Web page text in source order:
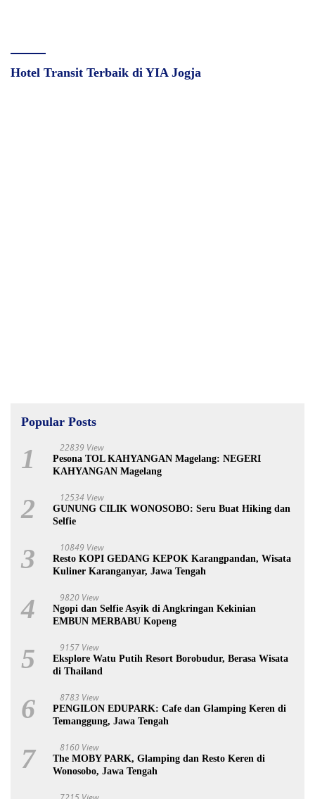
Hotel Transit Terbaik di YIA Jogja
Popular Posts
1 22839 View
Pesona TOL KAHYANGAN Magelang: NEGERI
KAHYANGAN Magelang
2 12534 View
GUNUNG CILIK WONOSOBO: Seru Buat Hiking dan
Selfie
3 10849 View
Resto KOPI GEDANG KEPOK Karangpandan, Wisata
Kuliner Karanganyar, Jawa Tengah
4 9820 View
Ngopi dan Selfie Asyik di Angkringan Kekinian
EMBUN MERBABU Kopeng
5 9157 View
Eksplore Watu Putih Resort Borobudur, Berasa Wisata
di Thailand
6 8783 View
PENGILON EDUPARK: Cafe dan Glamping Keren di
Temanggung, Jawa Tengah
7 8160 View
The MOBY PARK, Glamping dan Resto Keren di
Wonosobo, Jawa Tengah